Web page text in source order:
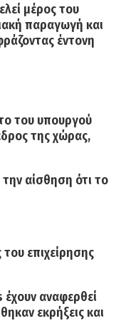
μέρος του
παραγωγή και
έντονη
του υπουργού
της χώρας,
την αίσθηση ότι το
επιχείρησης
αναφερθεί
εκρήξεις και